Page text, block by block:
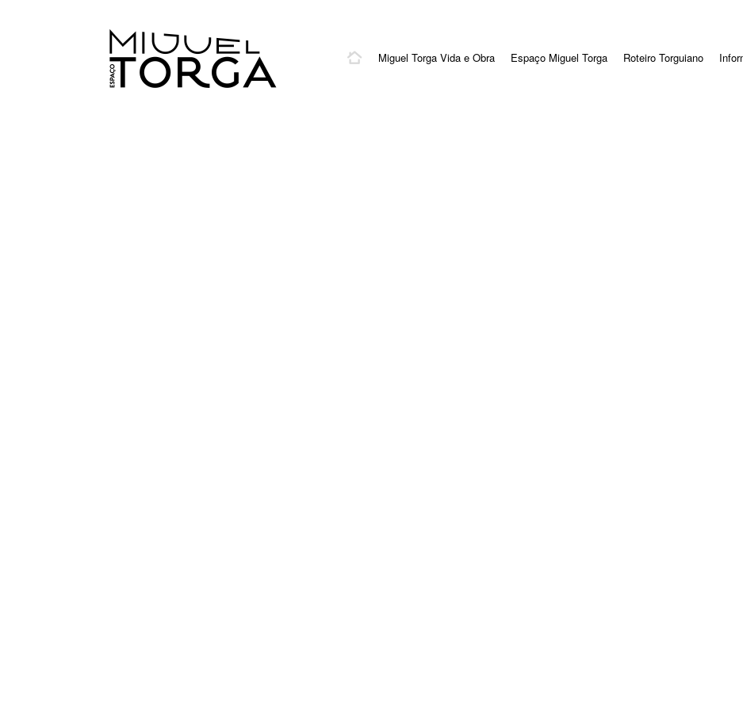
Miguel Torga Vida e Obra Espaço Miguel Torga Roteiro Torguiano